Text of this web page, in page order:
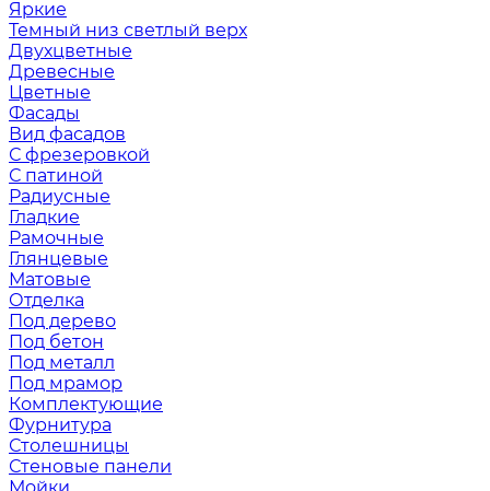
Яркие
Темный низ светлый верх
Двухцветные
Древесные
Цветные
Фасады
Вид фасадов
С фрезеровкой
С патиной
Радиусные
Гладкие
Рамочные
Глянцевые
Матовые
Отделка
Под дерево
Под бетон
Под металл
Под мрамор
Комплектующие
Фурнитура
Столешницы
Стеновые панели